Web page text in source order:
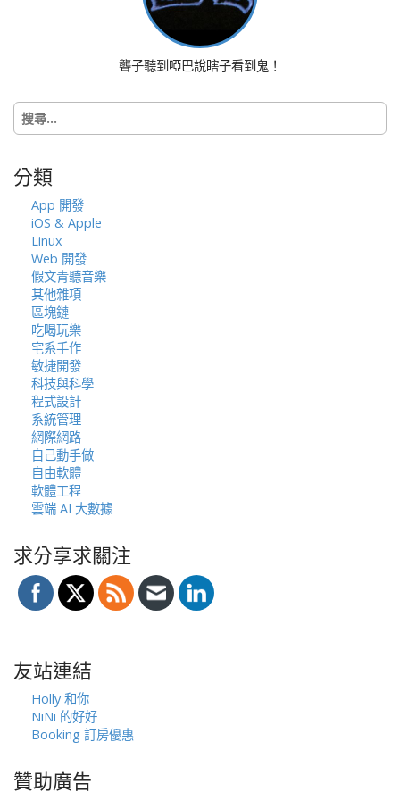
i
o
n
聾子聽到啞巴說瞎子看到鬼！
搜
尋
字:
分類
App 開發
iOS & Apple
Linux
Web 開發
假文青聽音樂
其他雜項
區塊鏈
吃喝玩樂
宅系手作
敏捷開發
科技與科學
程式設計
系統管理
網際網路
自己動手做
自由軟體
軟體工程
雲端 AI 大數據
求分享求關注
友站連結
Holly 和你
NiNi 的好好
Booking 訂房優惠
贊助廣告